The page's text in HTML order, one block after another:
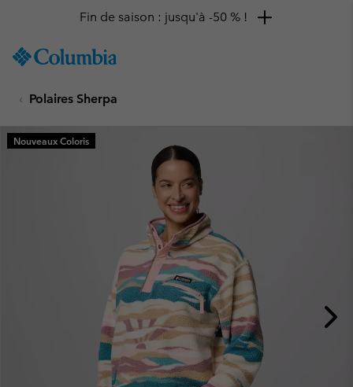
TO
SKIP
MAIN
NAV
Remise de 10 % à saisir
Polaires Sherpa
Nouveaux Coloris